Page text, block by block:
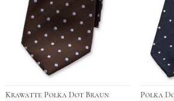
Krawatte Polka Dot Braun